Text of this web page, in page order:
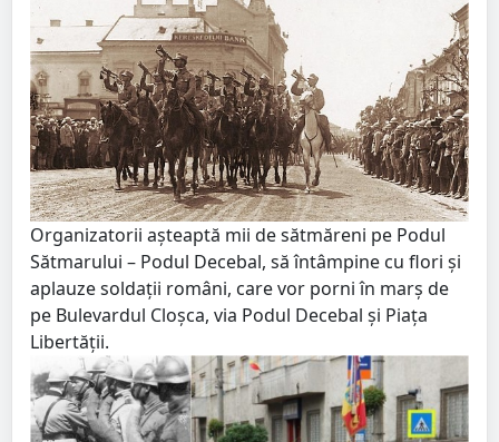
Organizatorii așteaptă mii de sătmăreni pe Podul
Sătmarului – Podul Decebal, să întâmpine cu flori și
aplauze soldații români, care vor porni în marș de
pe Bulevardul Cloșca, via Podul Decebal și Piața
Libertății.